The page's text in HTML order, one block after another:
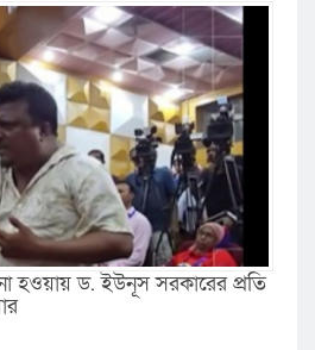
হওয়ায় ড. ইউনূস সরকারের প্রতি